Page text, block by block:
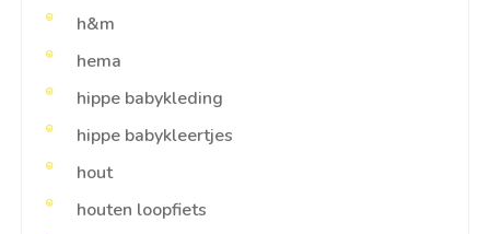
h&m
hema
hippe babykleding
hippe babykleertjes
hout
houten loopfiets